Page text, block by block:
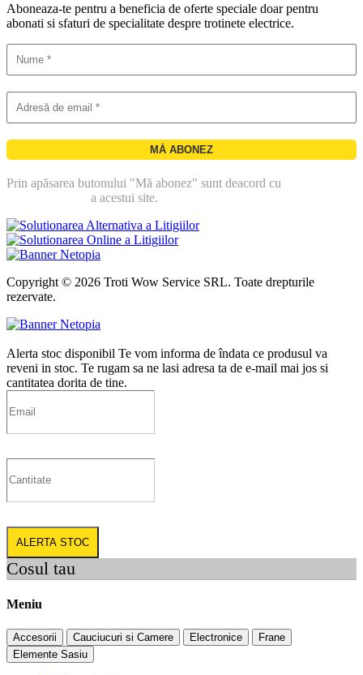
Aboneaza-te pentru a beneficia de oferte speciale doar pentru
abonati si sfaturi de specialitate despre trotinete electrice.
Prin apăsarea butonului "Mă abonez" sunt deacord cu
a acestui site.
Copyright © 2026 Troti Wow Service SRL. Toate drepturile
rezervate.
Alerta stoc disponibil Te vom informa de îndata ce produsul va
reveni in stoc. Te rugam sa ne lasi adresa ta de e-mail mai jos si
cantitatea dorita de tine.
ALERTA STOC
Cosul tau
Meniu
Accesorii Cauciucuri si Camere Electronice
Frane
Elemente Sasiu